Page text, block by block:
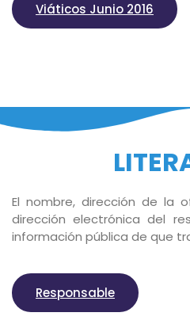
Viáticos Junio 2016
El nombre, dirección de la
dirección electrónica del
información pública de que
Responsable